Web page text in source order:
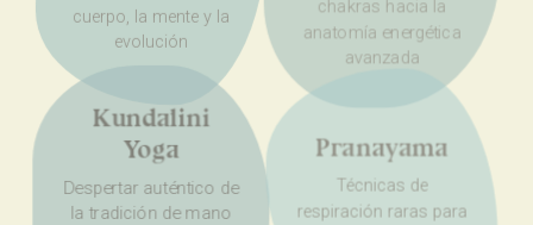
cuerpo, la mente y la
evolución
chakras hacia la
anatomía energética
avanzada
Kundalini
Yoga
Despertar auténtico de
la tradición de mano
Pranayama
Técnicas de
respiración raras para